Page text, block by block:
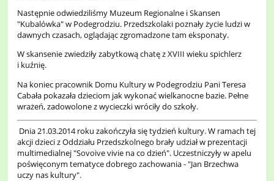
Następnie odwiedziliśmy Muzeum Regionalne i Skansen
"Kubalówka" w Podegrodziu. Przedszkolaki poznały życie ludzi w
dawnych czasach, oglądając zgromadzone tam eksponaty.
W skansenie zwiedziły zabytkową chatę z XVIII wieku spichlerz
i kuźnię.
Na koniec pracownik Domu Kultury w Podegrodziu Pani Teresa
Cabała pokazała dzieciom jak wykonać wielkanocne bazie. Pełne
wrażeń, zadowolone z wycieczki wróciły do szkoły.
Dnia 21.03.2014 roku zakończyła się tydzień kultury. W ramach tej
akcji dzieci z Oddziału Przedszkolnego brały udział w prezentacji
multimedialnej "Sovoive vivie na co dzień". Uczestniczyły w apelu
poświęconym tematyce dobrego zachowania - "Jan Brzechwa
uczy nas kultury".